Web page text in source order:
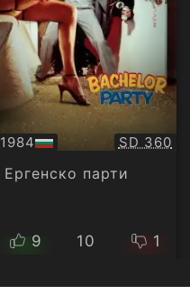
1984
БГ
аудио
SD 360
Ергенско парти
9 10 1